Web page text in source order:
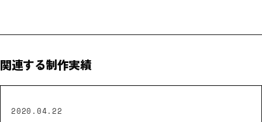
関連する制作実績
2020.04.22